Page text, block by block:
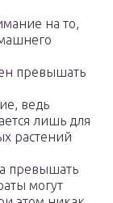
на то,
превышать
ведь
лишь для
растений
превышать
могут